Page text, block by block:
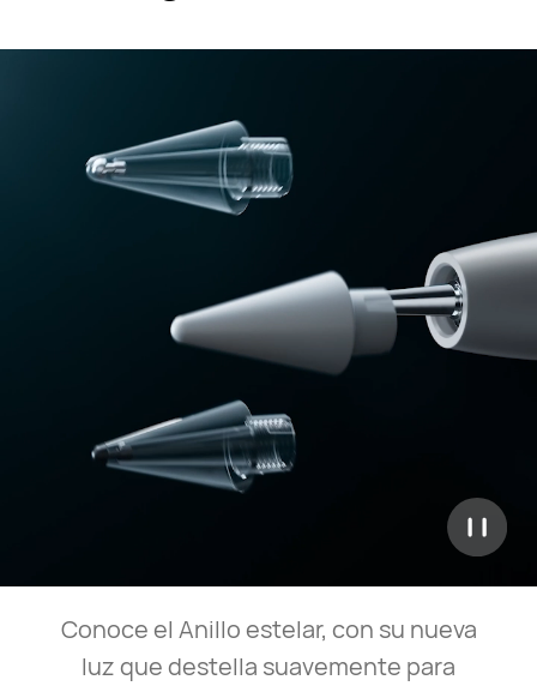
Conoce el Anillo estelar, con su nueva
luz que destella suavemente para